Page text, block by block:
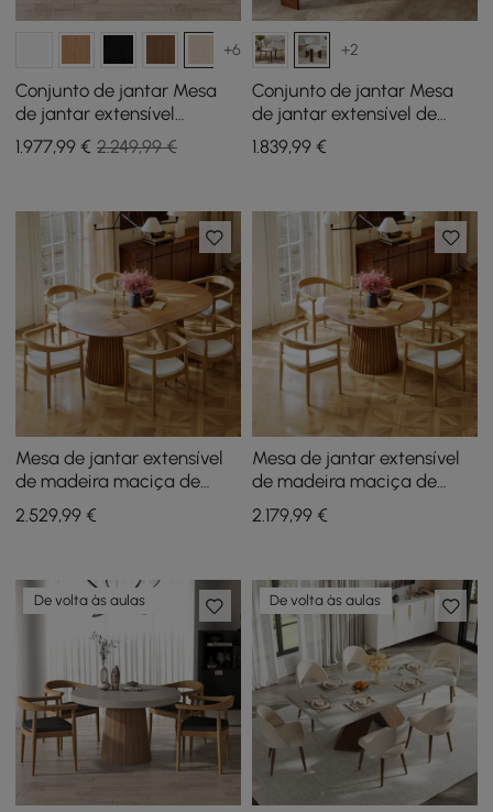
+6
Conjunto de jantar Mesa
de jantar extensível
Japandi de 39 “a 55" com 4
cadeiras
1.977,99 € 2.249,99 €
+2
Conjunto de jantar Mesa
de jantar extensível de
madeira maciça de 119-201
cm com 4 cadeiras
1.839,99€
Mesa de jantar extensível
de madeira maciça de
1200 mm a 2000 mm com 6
cadeiras
2.529,99 €
Mesa de jantar extensível
de madeira maciça de
1200 mm a 2000 mm com 4
cadeiras
2.179,99€
De volta às aulas De volta às aulas